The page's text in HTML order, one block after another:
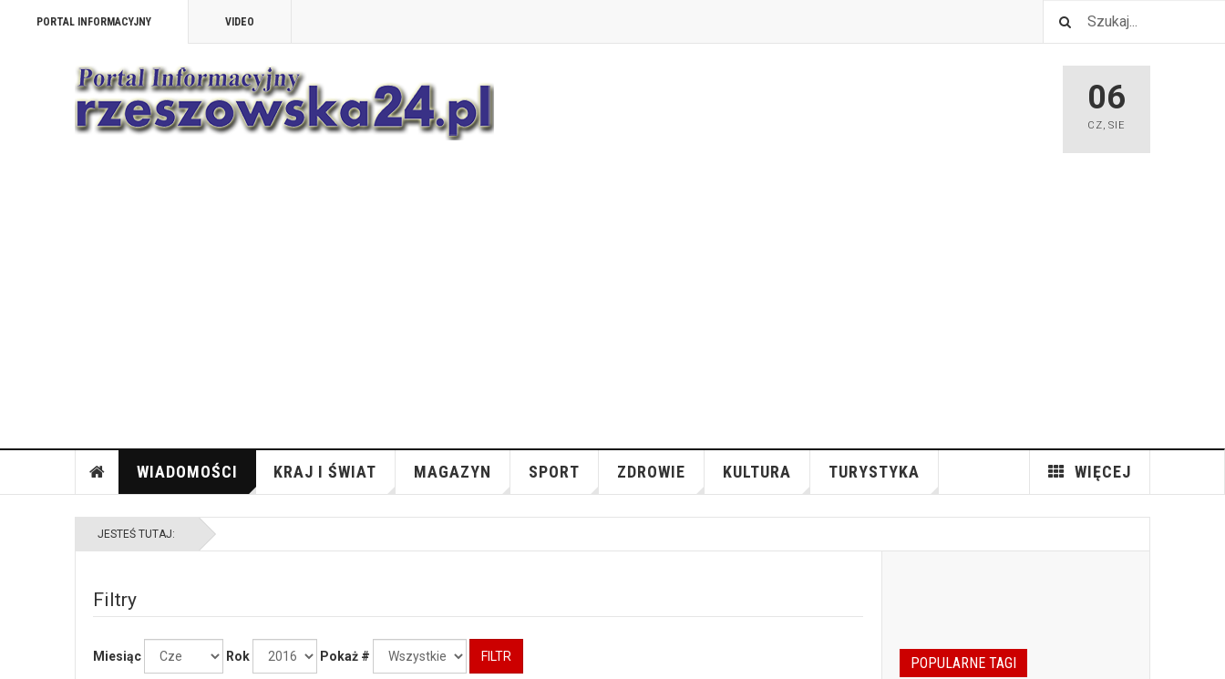
PORTAL INFORMACYJNY VIDEO
06
CZ,SIE
WIADOMOŚCI KRAJ I ŚWIAT MAGAZYN SPORT ZDROWIE KULTURA TURYSTYKA WIĘCEJ
JESTEŚ TUTAJ:
Filtry
Miesiąc Rok Pokaż # FILTR POPULARNE TAGI